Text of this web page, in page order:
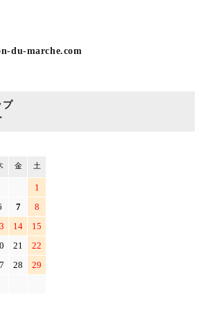
du-marche.com
プ
金 土
1
7
8
14
15
21
22
28
29